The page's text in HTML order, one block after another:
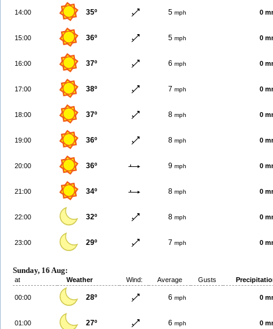
14:00 35º 5 mph 0
15:00 36º 5 mph 0
16:00 37º 6 mph 0
17:00 38º 7 mph 0
18:00 37º 8 mph 0
19:00 36º 8 mph 0
20:00 36º 9 mph 0
21:00 34º 8 mph 0
22:00 32º 8 mph 0
23:00 29º 7 mph 0
Sunday, 16 Aug:
at Weather Wind: Average Gusts
00:00 28º 6 mph 0
01:00 27º 6 mph 0